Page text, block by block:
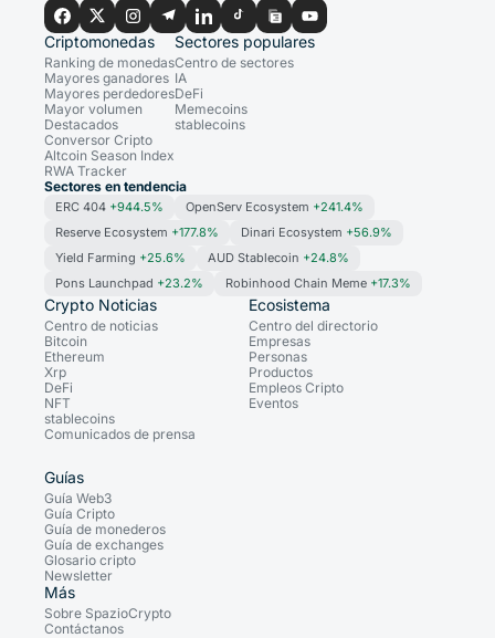
Criptomonedas
Ranking de monedas
Mayores ganadores
Mayores perdedores
Mayor volumen
Destacados
Conversor Cripto
Altcoin Season Index
RWA Tracker
Sectores populares
Centro de sectores
IA
DeFi
Memecoins
stablecoins
Sectores en tendencia
ERC 404 +944.5% OpenServ Ecosystem +241.4%
Reserve Ecosystem +177.8% Dinari Ecosystem +56.9%
Yield Farming +25.6% AUD Stablecoin +24.8%
Pons Launchpad +23.2% Robinhood Chain Meme +17.3%
Crypto Noticias
Centro de noticias
Bitcoin
Ethereum
Xrp
DeFi
NFT
stablecoins
Comunicados de prensa
Ecosistema
Centro del directorio
Empresas
Personas
Productos
Empleos Cripto
Eventos
Guías
Guía Web3
Guía Cripto
Guía de monederos
Guía de exchanges
Glosario cripto
Newsletter
Más
Sobre SpazioCrypto
Contáctanos